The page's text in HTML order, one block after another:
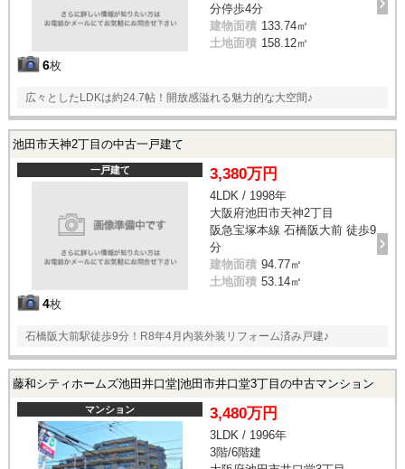
6枚
分停歩4分
建物面積 133.74㎡
土地面積 158.12㎡
広々としたLDKは約24.7帖！開放感溢れる魅力的な大空間♪
池田市天神2丁目の中古一戸建て
一戸建て
4枚
3,380万円
4LDK / 1998年
大阪府池田市天神2丁目
阪急宝塚本線 石橋阪大前 徒歩9
分
建物面積 94.77㎡
土地面積 53.14㎡
石橋阪大前駅徒歩9分！R8年4月内装外装リフォーム済み戸建♪
藤和シティホームズ池田井口堂|池田市井口堂3丁目の中古マンション
マンション 3,480万円
3LDK / 1996年
3階/6階建